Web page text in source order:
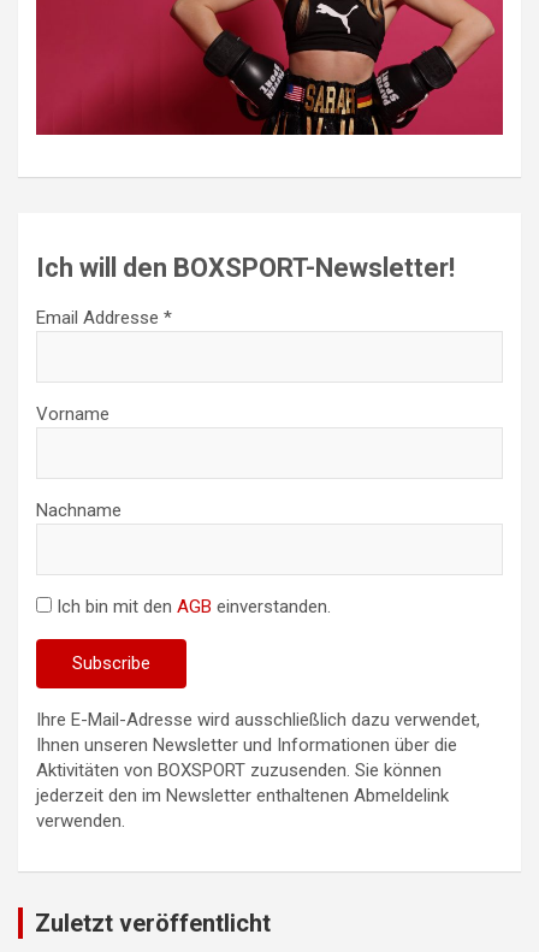
Ich will den BOXSPORT-Newsletter!
Email Addresse *
Vorname
Nachname
Ich bin mit den AGB einverstanden.
Ihre E-Mail-Adresse wird ausschließlich dazu verwendet,
Ihnen unseren Newsletter und Informationen über die
Aktivitäten von BOXSPORT zuzusenden. Sie können
jederzeit den im Newsletter enthaltenen Abmeldelink
verwenden.
Zuletzt veröffentlicht